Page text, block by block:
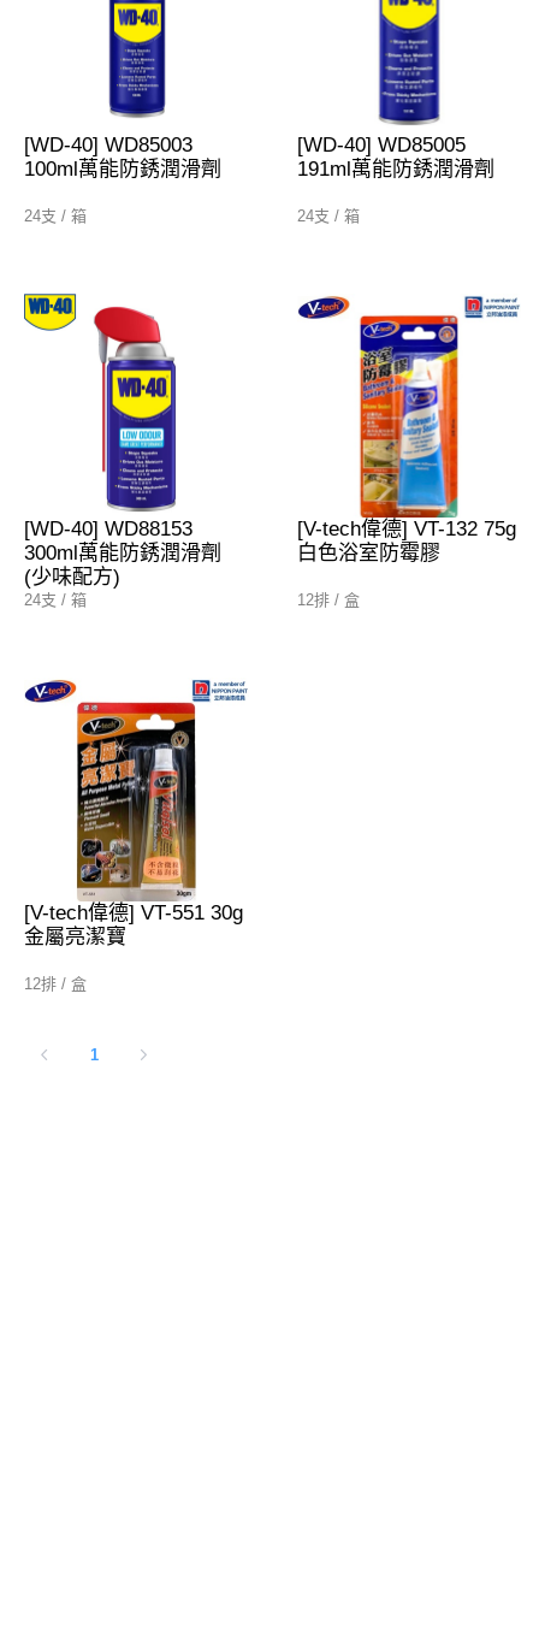
[WD-40] WD85003
100ml萬能防銹潤滑劑
24支 / 箱
[WD-40] WD85005
191ml萬能防銹潤滑劑
24支 / 箱
[WD-40] WD88153
300ml萬能防銹潤滑劑
(少味配方)
24支 / 箱
[V-tech偉德] VT-132 75g
白色浴室防霉膠
12排 / 盒
[V-tech偉德] VT-551 30g
金屬亮潔寶
12排 / 盒
1